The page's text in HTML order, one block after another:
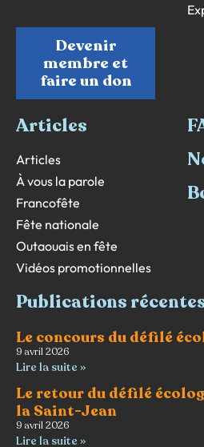
Devenir
membre et
faire un don
Articles
Articles
À vous la parole
Francofête
Fête nationale
Outaouais en fête
Vidéos promotionnelles
Publications
Le concours du défilé
9 avril 2026
Lire la suite »
Le retour du défilé
la Saint-Jean
9 avril 2026
Lire la suite »